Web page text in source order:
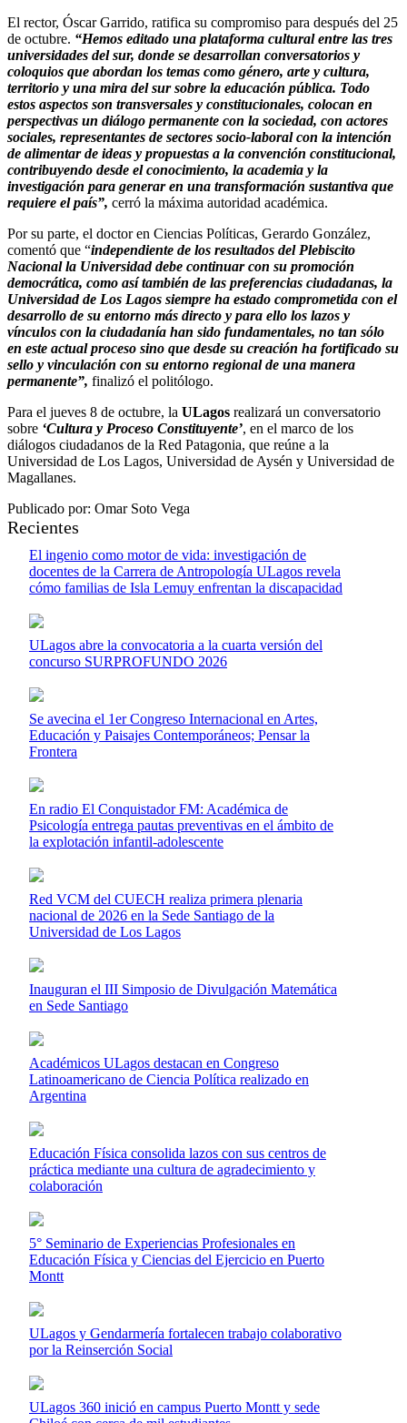
El rector, Óscar Garrido, ratifica su compromiso para después del 25
de octubre. “Hemos editado una plataforma cultural entre las tres
universidades del sur, donde se desarrollan conversatorios y
coloquios que abordan los temas como género, arte y cultura,
territorio y una mira del sur sobre la educación pública. Todo
estos aspectos son transversales y constitucionales, colocan en
perspectivas un diálogo permanente con la sociedad, con actores
sociales, representantes de sectores socio-laboral con la intención
de alimentar de ideas y propuestas a la convención constitucional,
contribuyendo desde el conocimiento, la academia y la
investigación para generar en una transformación sustantiva que
requiere el país”, cerró la máxima autoridad académica.
Por su parte, el doctor en Ciencias Políticas, Gerardo González,
comentó que “independiente de los resultados del Plebiscito
Nacional la Universidad debe continuar con su promoción
democrática, como así también de las preferencias ciudadanas, la
Universidad de Los Lagos siempre ha estado comprometida con el
desarrollo de su entorno más directo y para ello los lazos y
vínculos con la ciudadanía han sido fundamentales, no tan sólo
en este actual proceso sino que desde su creación ha fortificado su
sello y vinculación con su entorno regional de una manera
permanente”, finalizó el politólogo.
Para el jueves 8 de octubre, la ULagos realizará un conversatorio
sobre ‘Cultura y Proceso Constituyente’, en el marco de los
diálogos ciudadanos de la Red Patagonia, que reúne a la
Universidad de Los Lagos, Universidad de Aysén y Universidad de
Magallanes.
Publicado por: Omar Soto Vega
Recientes
El ingenio como motor de vida: investigación de
docentes de la Carrera de Antropología ULagos revela
cómo familias de Isla Lemuy enfrentan la discapacidad
ULagos abre la convocatoria a la cuarta versión del
concurso SURPROFUNDO 2026
Se avecina el 1er Congreso Internacional en Artes,
Educación y Paisajes Contemporáneos; Pensar la
Frontera
En radio El Conquistador FM: Académica de
Psicología entrega pautas preventivas en el ámbito de
la explotación infantil-adolescente
Red VCM del CUECH realiza primera plenaria
nacional de 2026 en la Sede Santiago de la
Universidad de Los Lagos
Inauguran el III Simposio de Divulgación Matemática
en Sede Santiago
Académicos ULagos destacan en Congreso
Latinoamericano de Ciencia Política realizado en
Argentina
Educación Física consolida lazos con sus centros de
práctica mediante una cultura de agradecimiento y
colaboración
5° Seminario de Experiencias Profesionales en
Educación Física y Ciencias del Ejercicio en Puerto
Montt
ULagos y Gendarmería fortalecen trabajo colaborativo
por la Reinserción Social
ULagos 360 inició en campus Puerto Montt y sede